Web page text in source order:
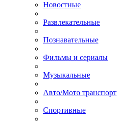
Новостные
Развлекательные
Познавательные
Фильмы и сериалы
Музыкальные
Авто/Мото транспорт
Спортивные